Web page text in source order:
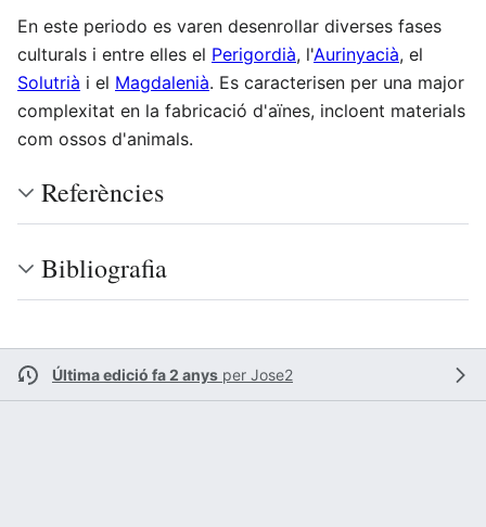
En este periodo es varen desenrollar diverses fases
culturals i entre elles el Perigordià, l'Aurinyacià, el
Solutrià i el Magdalenià. Es caracterisen per una major
complexitat en la fabricació d'aïnes, incloent materials
com ossos d'animals.
Referències
Bibliografia
Última edició fa 2 anys per Jose2